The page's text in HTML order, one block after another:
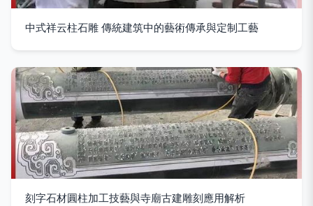
中式祥云柱石雕 傳統建筑中的藝術傳承與定制工藝
刻字石材圓柱加工技藝與寺廟古建雕刻應用解析